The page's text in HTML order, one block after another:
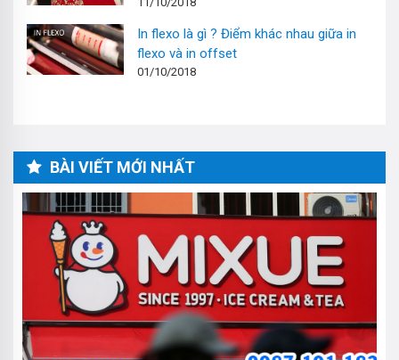
In flexo là gì ? Điểm khác nhau giữa in
flexo và in offset
01/10/2018
BÀI VIẾT MỚI NHẤT